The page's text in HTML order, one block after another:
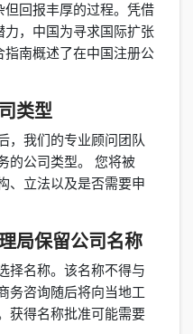
回报丰厚的过程。凭借
，中国为寻求国际扩张
南概述了在中国注册公
类型
，我们的专业顾问团队
的公司类型。 您将被
、立法以及是否需要申
局保留公司名称
择名称。该名称不得与
务咨询随后将向当地工
获得名称批准可能需要